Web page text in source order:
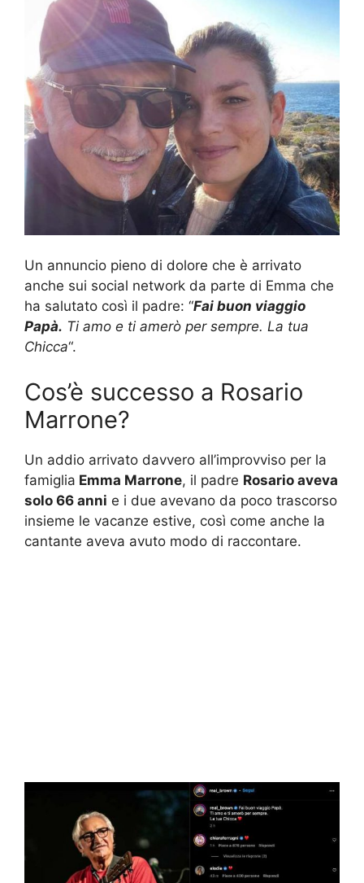
Un annuncio pieno di dolore che è arrivato
anche sui social network da parte di Emma che
ha salutato così il padre: “Fai buon viaggio
Papà. Ti amo e ti amerò per sempre. La tua
Chicca“.
Cos’è successo a Rosario
Marrone?
Un addio arrivato davvero all’improvviso per la
famiglia Emma Marrone, il padre Rosario aveva
solo 66 anni e i due avevano da poco trascorso
insieme le vacanze estive, così come anche la
cantante aveva avuto modo di raccontare.